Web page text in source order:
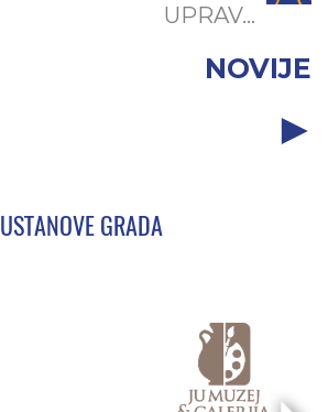
UPRAV...
NOVIJE
USTANOVE GRADA